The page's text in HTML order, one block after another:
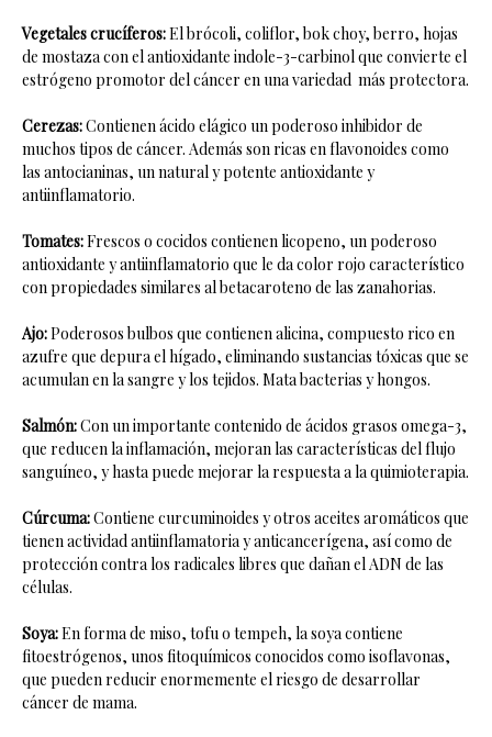
Vegetales crucíferos:El brócoli, coliflor, bok choy, berro, hojas
de mostaza con el antioxidante indole-3-carbinol que convierte el
estrógeno promotor del cáncer en una variedad más protectora.
Cerezas:Contienen ácido elágico un poderoso inhibidor de
muchos tipos de cáncer. Además son ricas en flavonoides como
las antocianinas, un natural y potente antioxidante y
antiinflamatorio.
Tomates:Frescos o cocidos contienen licopeno, un poderoso
antioxidante y antiinflamatorio que le da color rojo característico
con propiedades similares al betacaroteno de las zanahorias.
Ajo:Poderosos bulbos que contienen alicina, compuesto rico en
azufre que depura el hígado, eliminando sustancias tóxicas que se
acumulan en la sangre y los tejidos. Mata bacterias y hongos.
Salmón:Con un importante contenido de ácidos grasos omega-3,
que reducen la inflamación, mejoran las características del flujo
sanguíneo, y hasta puede mejorar la respuesta a la quimioterapia.
Cúrcuma:Contiene curcuminoides y otros aceites aromáticos que
tienen actividad antiinflamatoria y anticancerígena, así como de
protección contra los radicales libres que dañan el ADN de las
células.
Soya:En forma de miso, tofu o tempeh, la soya contiene
fitoestrógenos, unos fitoquímicos conocidos como isoflavonas,
que pueden reducir enormemente el riesgo de desarrollar
cáncer de mama.